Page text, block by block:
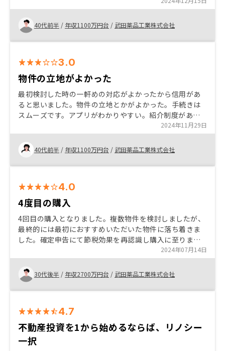
に関して様々な選択ができ、あまり手間をかけずに始め
られる点が良いと思った。 ・他の投資（NISA等）との考
え方の違い、リスクヘッジの考え方など、始めるか始め
ないかに関わらず一回RENOSYさんの話を聞くことは勉
40代前半 / 年収1100万円台 / 武田薬品工業株式会社
3.0
物件の立地がよかった
最初検討した時の一軒めの対応がよかったから信用があ
ると思いました。物件の立地とかがよかった。手続きは
スムーズです。アプリがわかりやすい。紹介制度があ
る。たまに交流会を実施してくれる。 物件が多い、ロー
ン審査が早い 連携をしっかりしてほしい。返信が遅い。
2024年11月29日
40代前半 / 年収1100万円台 / 武田薬品工業株式会社
4.0
4度目の購入
4回目の購入となりました。複数物件を検討しましたが、
最終的には最初におすすめいただいた物件に落ち着きま
した。確定申告にて節税効果を再認識し購入に至りまし
た。与信上限だと思いますので、いったん追加購入はで
きなくなりますがまた機会があれば追加したいと思いま
す。
2024年07月14日
30代後半 / 年収2700万円台 / 武田薬品工業株式会社
4.7
不動産投資を1から始めるならば、リノシー
一択